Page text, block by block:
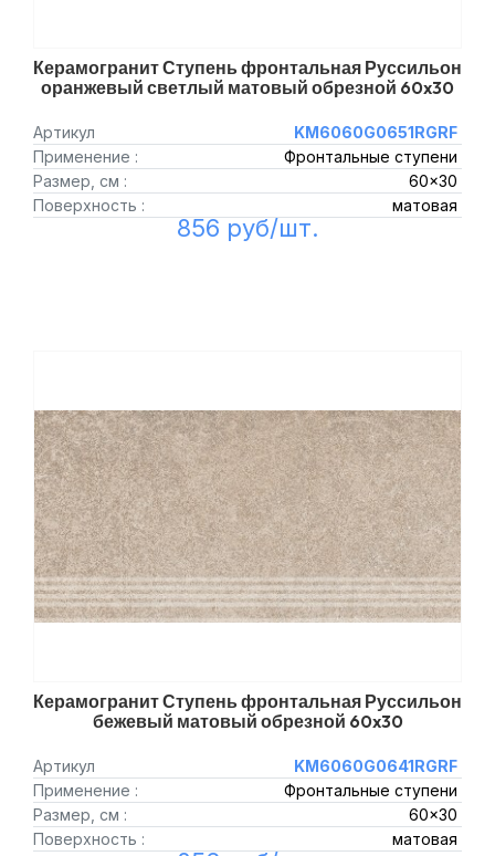
Керамогранит Ступень фронтальная Руссильон
оранжевый светлый матовый обрезной 60x30
Артикул
KM6060G0651RGRF
Применение :
Фронтальные ступени
Размер, см :
60x30
Поверхность :
матовая
856 руб/шт.
Керамогранит Ступень фронтальная Руссильон
бежевый матовый обрезной 60x30
Артикул
KM6060G0641RGRF
Применение :
Фронтальные ступени
Размер, см :
60x30
Поверхность :
матовая